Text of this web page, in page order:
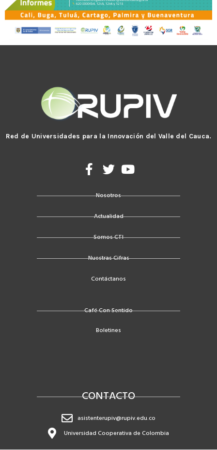
Red de Universidades para la Innovación del Valle del Cauca.
F
a
e
b
o
-
f
T
w
t
t
r
Y
o
t
e
Nosotros
Actualidad
Somos CTI
Nuestras Cifras
Contáctanos
Café Con Sentido
Boletines
CONTACTO
asistenterupiv@rupiv.edu.co
Universidad Cooperativa de Colombia